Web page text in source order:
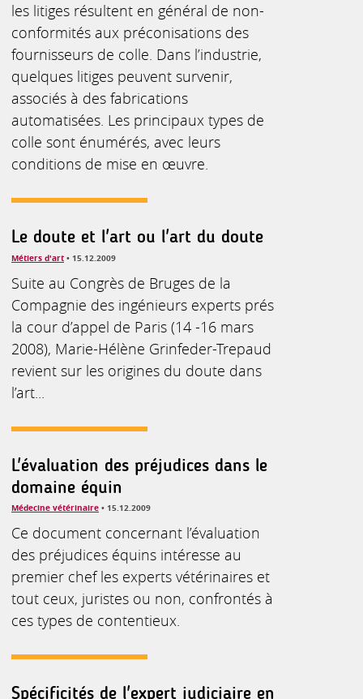
les litiges résultent en général de non-
conformités aux préconisations des
fournisseurs de colle. Dans l’industrie,
quelques litiges peuvent survenir,
associés à des fabrications
automatisées. Les principaux types de
colle sont énumérés, avec leurs
conditions de mise en œuvre.
Le doute et l'art ou l'art du doute
Métiers d'art • 15.12.2009
Suite au Congrès de Bruges de la
Compagnie des ingénieurs experts prés
la cour d’appel de Paris (14 -16 mars
2008), Marie-Hélène Grinfeder-Trepaud
revient sur les origines du doute dans
l’art...
L'évaluation des préjudices dans le
domaine équin
Médecine vétérinaire • 15.12.2009
Ce document concernant l’évaluation
des préjudices équins intéresse au
premier chef les experts vétérinaires et
tout ceux, juristes ou non, confrontés à
ces types de contentieux.
Spécificités de l'expert judiciaire en